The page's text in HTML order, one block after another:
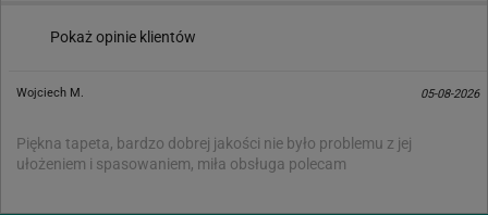
Pokaż opinie klientów
Wojciech M. 05-08-2026
Piękna tapeta, bardzo dobrej jakości nie było problemu z jej
ułożeniem i spasowaniem, miła obsługa polecam